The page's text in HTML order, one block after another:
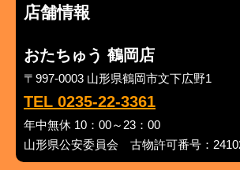
店舗情報
おたちゅう 鶴岡店
〒997-0003 山形県鶴岡市文下広野1
TEL 0235-22-3361
年中無休 10：00～23：00
山形県公安委員会 古物許可番号：